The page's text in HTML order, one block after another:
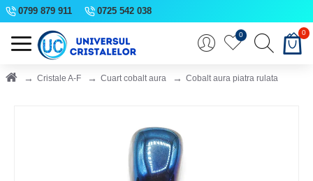
0799 879 911 0725 542 038
0 0
Cristale A-F Cuart cobalt aura Cobalt aura piatra rulata